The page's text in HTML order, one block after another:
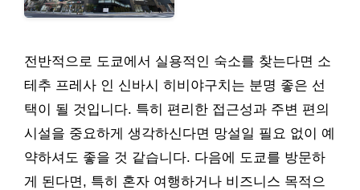
전반적으로 도쿄에서 실용적인 숙소를 찾는다면 소
테추 프레사 인 신바시 히비야구치는 분명 좋은 선
택이 될 것입니다. 특히 편리한 접근성과 주변 편의
시설을 중요하게 생각하신다면 망설일 필요 없이 예
약하셔도 좋을 것 같습니다. 다음에 도쿄를 방문하
게 된다면, 특히 혼자 여행하거나 비즈니스 목적으